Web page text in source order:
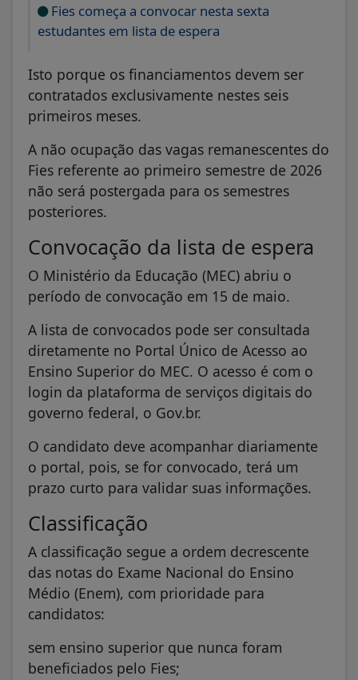
Fies começa a convocar nesta sexta
estudantes em lista de espera
Isto porque os financiamentos devem ser
contratados exclusivamente nestes seis
primeiros meses.
A não ocupação das vagas remanescentes do
Fies referente ao primeiro semestre de 2026
não será postergada para os semestres
posteriores.
Convocação da lista de espera
O Ministério da Educação (MEC) abriu o
período de convocação em 15 de maio.
A lista de convocados pode ser consultada
diretamente no Portal Único de Acesso ao
Ensino Superior do MEC. O acesso é com o
login da plataforma de serviços digitais do
governo federal, o Gov.br.
O candidato deve acompanhar diariamente
o portal, pois, se for convocado, terá um
prazo curto para validar suas informações.
Classificação
A classificação segue a ordem decrescente
das notas do Exame Nacional do Ensino
Médio (Enem), com prioridade para
candidatos:
sem ensino superior que nunca foram
beneficiados pelo Fies;